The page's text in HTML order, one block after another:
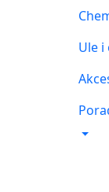
Ule i